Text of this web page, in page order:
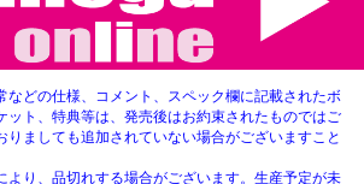
どの仕様、コメント、スペック欄に記載されたボ
ット、特典等は、発売後はお約束されたものではご
りましても追加されていない場合がございますこと
り、品切れする場合がございます。生産予定が未